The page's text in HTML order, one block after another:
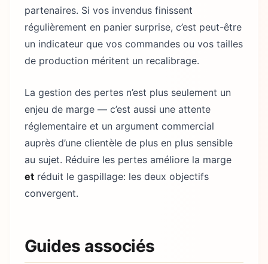
partenaires. Si vos invendus finissent
régulièrement en panier surprise, c’est peut-être
un indicateur que vos commandes ou vos tailles
de production méritent un recalibrage.
La gestion des pertes n’est plus seulement un
enjeu de marge — c’est aussi une attente
réglementaire et un argument commercial
auprès d’une clientèle de plus en plus sensible
au sujet. Réduire les pertes améliore la marge
et réduit le gaspillage: les deux objectifs
convergent.
Guides associés